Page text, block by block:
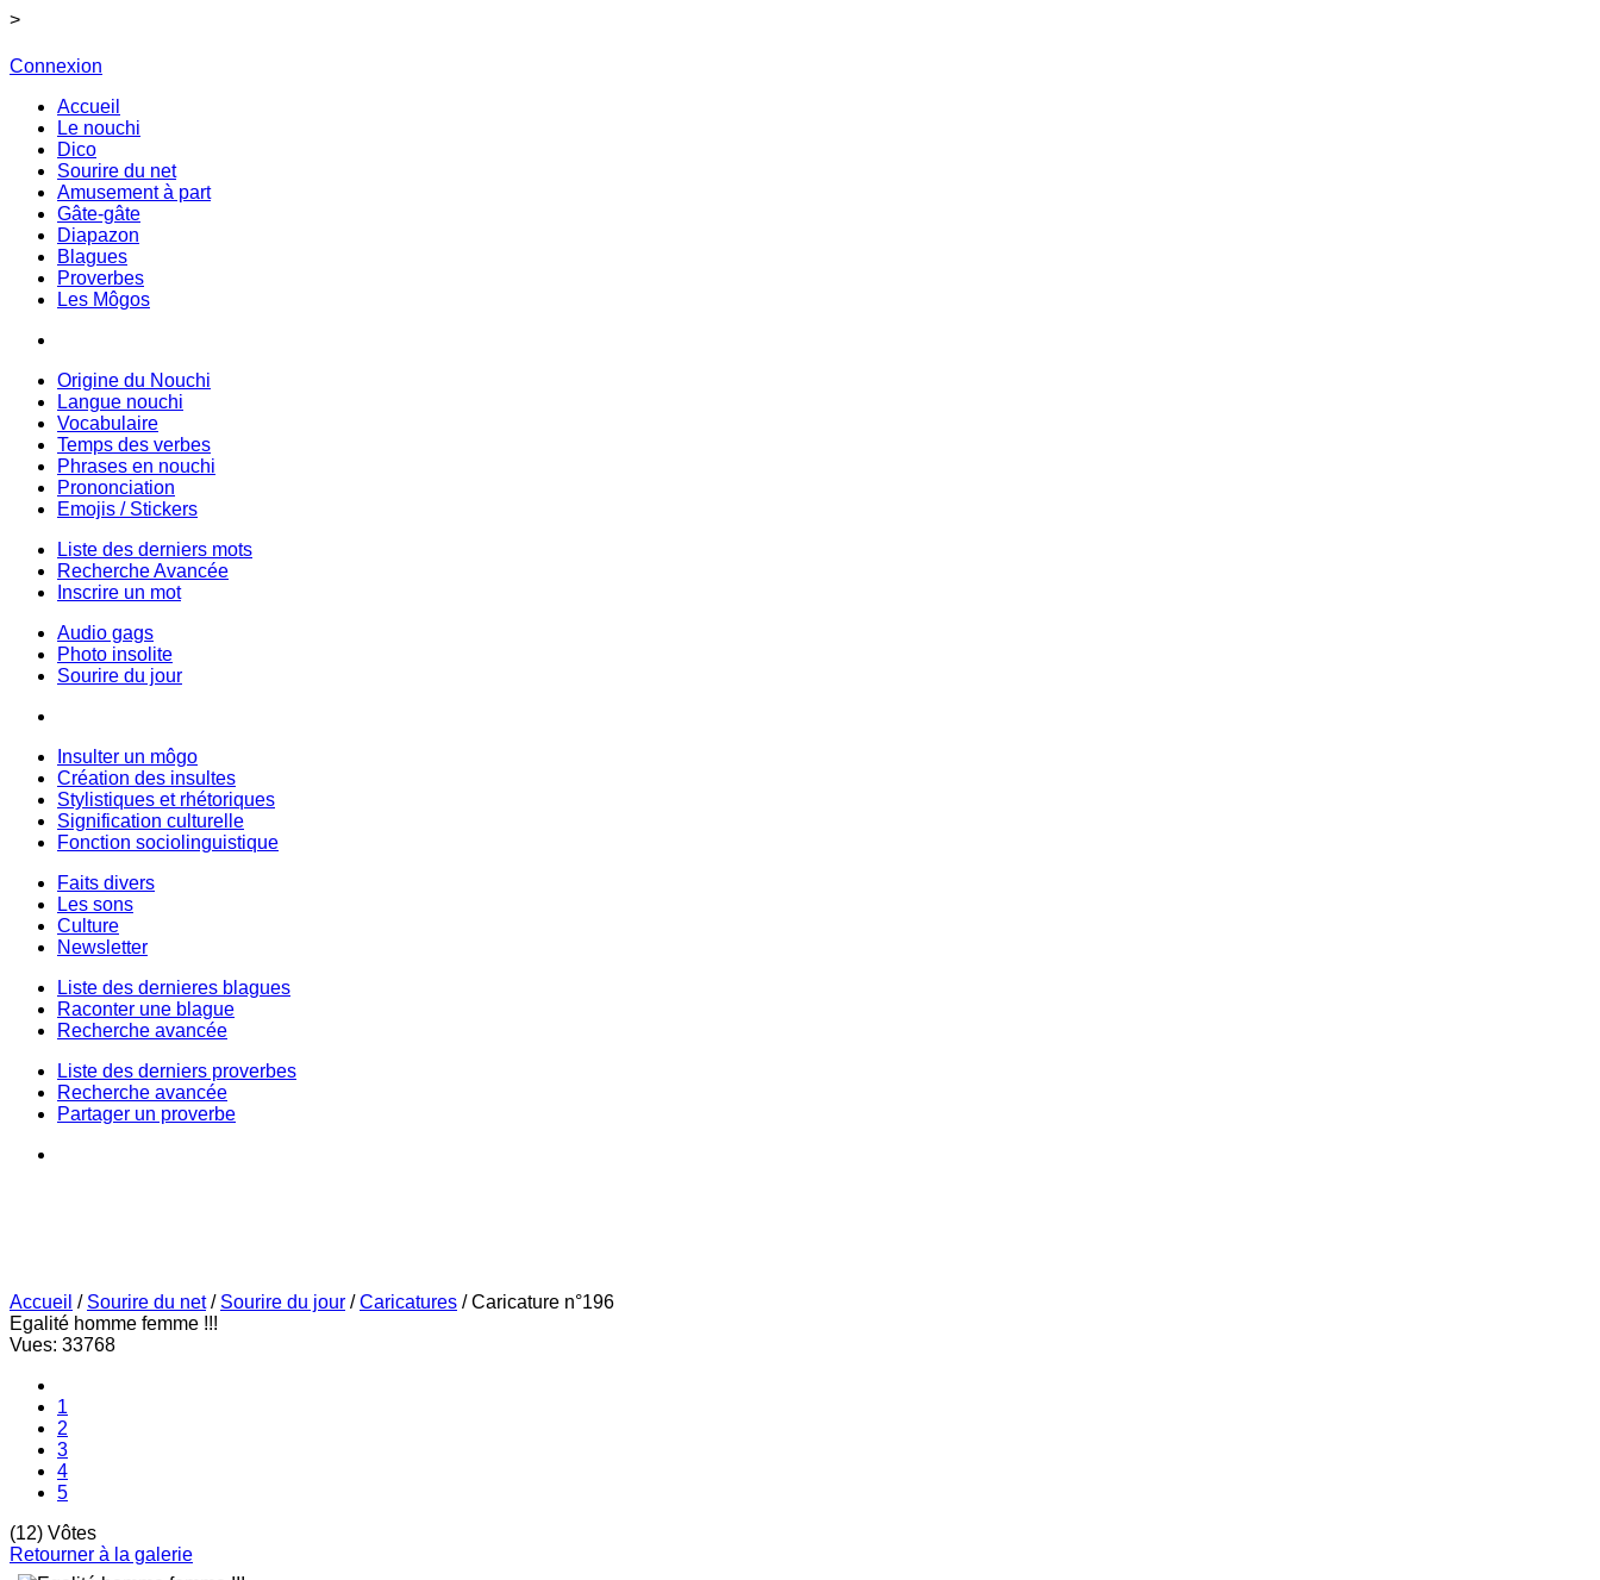
>
Connexion
Accueil
Le nouchi
Dico
Sourire du net
Amusement à part
Gâte-gâte
Diapazon
Blagues
Proverbes
Les Môgos
Origine du Nouchi
Langue nouchi
Vocabulaire
Temps des verbes
Phrases en nouchi
Prononciation
Emojis / Stickers
Liste des derniers mots
Recherche Avancée
Inscrire un mot
Audio gags
Photo insolite
Sourire du jour
Insulter un môgo
Création des insultes
Stylistiques et rhétoriques
Signification culturelle
Fonction sociolinguistique
Faits divers
Les sons
Culture
Newsletter
Liste des dernieres blagues
Raconter une blague
Recherche avancée
Liste des derniers proverbes
Recherche avancée
Partager un proverbe
Accueil / Sourire du net / Sourire du jour /Caricatures /Caricature n°196
Egalité homme femme !!!
Vues: 33768
1
2
3
4
5
(12) Vôtes
Retourner à la galerie